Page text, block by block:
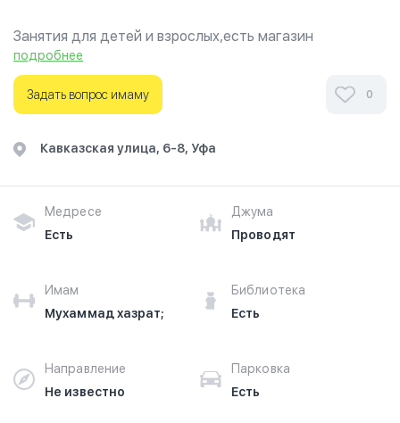
Занятия для детей и взрослых,есть магазин
продукты,полуфабрикаты. книги, платки,
Ознакомьтесь с отзывами посетителей Мечеть
«Ихляс» в г.Уфа на фотографиях и узнайте о часах
здесь.
подробнее
Задать вопрос имаму 0
Кавказская улица, 6-8, Уфа
Медресе
Есть
Джума
Проводят
Имам
Мухаммад хазрат;
Библиотека
Есть
Направление
Не известно
Парковка
Есть